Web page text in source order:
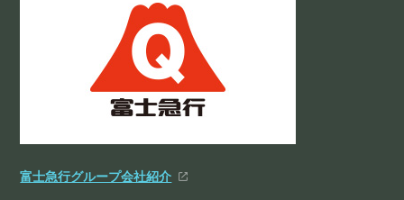
富士急行グループ会社紹介